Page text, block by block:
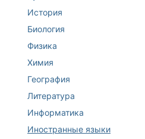
История
Биология
Физика
Химия
География
Литература
Информатика
Иностранные языки